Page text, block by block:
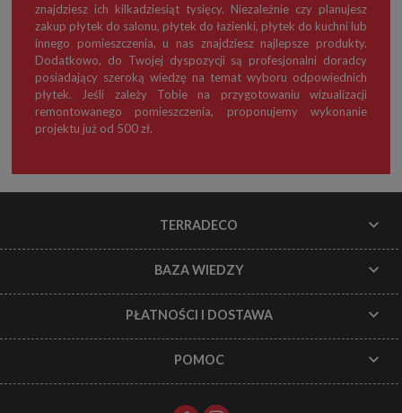
znajdziesz ich kilkadziesiąt tysięcy. Niezależnie czy planujesz
zakup płytek do salonu, płytek do łazienki, płytek do kuchni lub
innego pomieszczenia, u nas znajdziesz najlepsze produkty.
Dodatkowo, do Twojej dyspozycji są profesjonalni doradcy
posiadający szeroką wiedzę na temat wyboru odpowiednich
płytek. Jeśli zależy Tobie na przygotowaniu wizualizacji
remontowanego pomieszczenia, proponujemy wykonanie
projektu już od 500 zł.
TERRADECO
BAZA WIEDZY
PŁATNOŚCI I DOSTAWA
POMOC